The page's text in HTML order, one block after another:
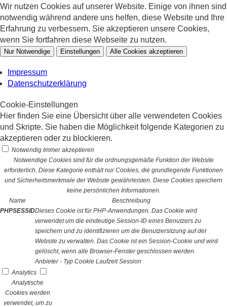
Wir nutzen Cookies auf unserer Website. Einige von ihnen sind
notwendig während andere uns helfen, diese Website und Ihre
Erfahrung zu verbessern. Sie akzeptieren unsere Cookies,
wenn Sie fortfahren diese Webseite zu nutzen.
Nur Notwendige Einstellungen Alle Cookies akzeptieren
Impressum
Datenschutzerklärung
Cookie-Einstellungen
Hier finden Sie eine Übersicht über alle verwendeten Cookies
und Skripte. Sie haben die Möglichkeit folgende Kategorien zu
akzeptieren oder zu blockieren.
Notwendig Immer akzeptieren
Notwendige Cookies sind für die ordnungsgemäße Funktion der Website
erforderlich. Diese Kategorie enthält nur Cookies, die grundlegende Funktionen
und Sicherheitsmerkmale der Website gewährleisten. Diese Cookies speichern
keine persönlichen Informationen.
Name
Beschreibung
PHPSESSIDDieses Cookie ist für PHP-Anwendungen. Das Cookie wird
verwendet um die eindeutige Session-ID eines Benutzers zu
speichern und zu identifizieren um die Benutzersitzung auf der
Website zu verwalten. Das Cookie ist ein Session-Cookie und wird
gelöscht, wenn alle Browser-Fenster geschlossen werden.
Anbieter - Typ Cookie Laufzeit Session
Analytics
Analytische
Cookies werden
verwendet, um zu